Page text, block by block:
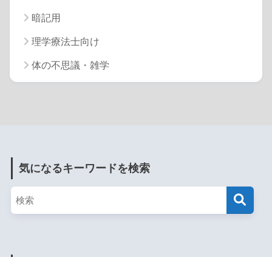
暗記用
理学療法士向け
体の不思議・雑学
気になるキーワードを検索